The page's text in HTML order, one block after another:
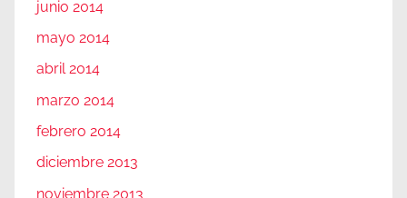
junio 2014
mayo 2014
abril 2014
marzo 2014
febrero 2014
diciembre 2013
noviembre 2013